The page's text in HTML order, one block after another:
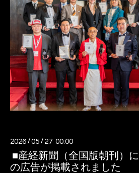
2026 /05 / 27 00:00
■産経新聞（全国版朝刊）
の広告が掲載されました